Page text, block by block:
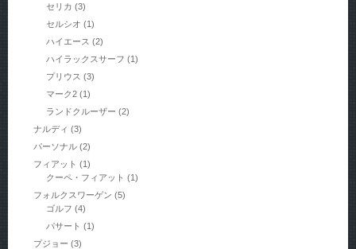
セリカ (3)
セルシオ (1)
ハイエース (2)
ハイラックスサーフ (1)
プリウス (3)
マーク2 (1)
ランドクルーザー (2)
ナルディ (3)
パーソナル(2)
フィアット (1)
クーペ・フィアット (1)
フォルクスワーゲン (5)
ゴルフ (4)
パサート (1)
プジョー (3)